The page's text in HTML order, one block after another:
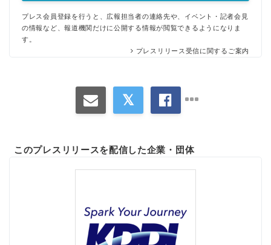
プレス会員登録を行うと、広報担当者の連絡先や、イベント・記者会見
の情報など、報道機関だけに公開する情報が閲覧できるようになりま
す。
プレスリリース受信に関するご案内
このプレスリリースを配信した企業・団体